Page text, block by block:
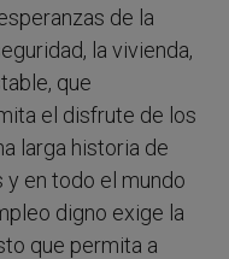
de la
la vivienda,
que
el disfrute de los
larga historia de
y en todo el mundo
digno exige la
que permita a